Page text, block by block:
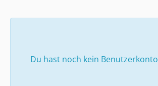
Du hast noch kein